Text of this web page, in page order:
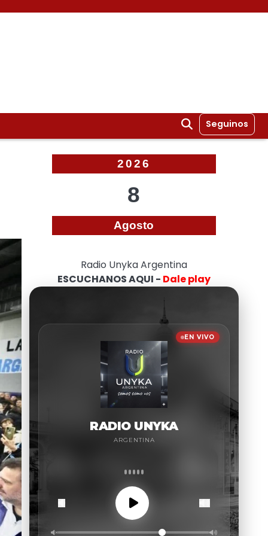
Seguinos
2026
8
Agosto
Radio Unyka Argentina
ESCUCHANOS AQUI - Dale play